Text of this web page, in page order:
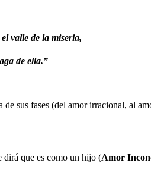
valle de la miseria,
de ella.”
de sus fases (del amor irracional, al
dirá que es como un hijo (Amor